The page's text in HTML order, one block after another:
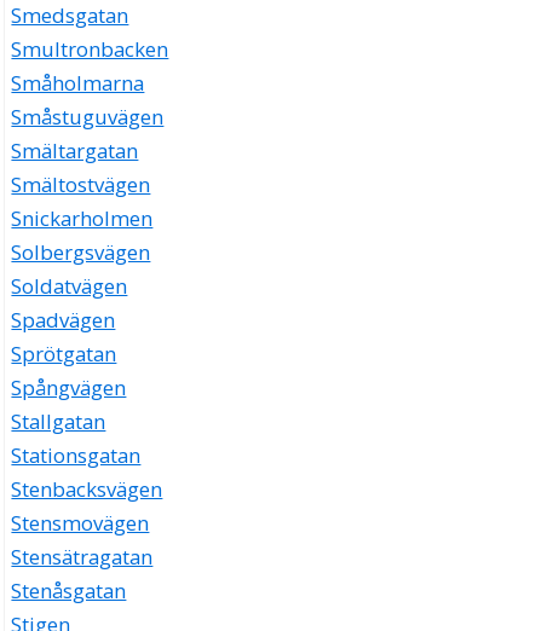
Smedsgatan
Smultronbacken
Småholmarna
Småstuguvägen
Smältargatan
Smältostvägen
Snickarholmen
Solbergsvägen
Soldatvägen
Spadvägen
Sprötgatan
Spångvägen
Stallgatan
Stationsgatan
Stenbacksvägen
Stensmovägen
Stensätragatan
Stenåsgatan
Stigen